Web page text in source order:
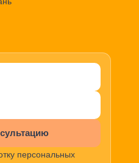
персональных